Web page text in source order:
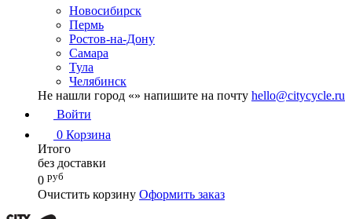
Новосибирск
Пермь
Ростов-на-Дону
Самара
Тула
Челябинск
Не нашли город «» напишите на почту hello@citycycle.ru
Войти
0 Корзина
Итого
без доставки
0 руб
Очистить корзину Оформить заказ